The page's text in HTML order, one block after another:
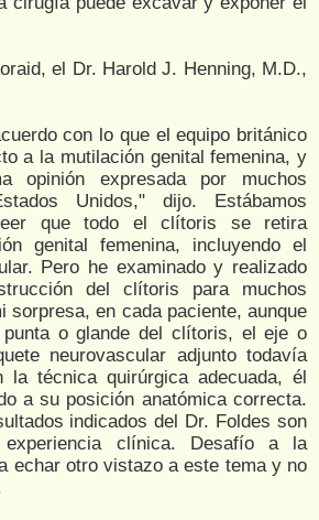
el Dr. Harold J. Henning, M.D.,
con lo que el equipo británico
a la mutilación genital femenina, y
opinión expresada por muchos
Unidos," dijo. Estábamos
que todo el clítoris se retira
genital femenina, incluyendo el
Pero he examinado y realizado
del clítoris para muchos
sorpresa, en cada paciente, aunque
o glande del clítoris, el eje o
neurovascular adjunto todavía
la técnica quirúrgica adecuada, él
a su posición anatómica correcta.
indicados del Dr. Foldes son
clínica. Desafío a la
echar otro vistazo a este tema y no